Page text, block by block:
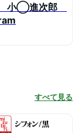
小◯進次郎
すべて見る